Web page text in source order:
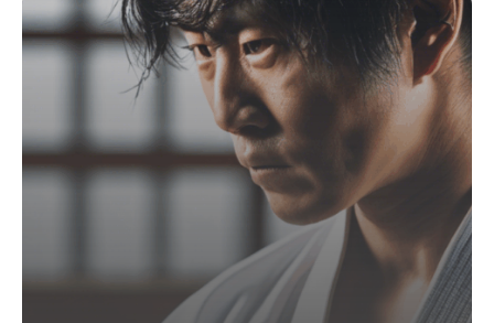
sur le tatami
4 juillet 2025